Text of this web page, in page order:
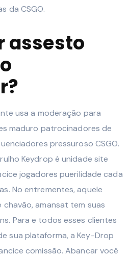
da CSGO.
assesto
usa a moderação para
maduro patrocinadores de
pressuroso CSGO.
Keydrop é unidade site
jogadores puerilidade cada
No entrementes, aquele
amansat tem suas
Para e todos esses clientes
sua plataforma, a Key-Drop
comissão. Abancar você